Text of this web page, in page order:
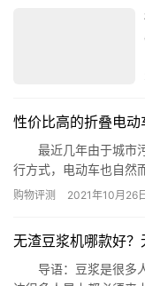
裤夏 4、自然花蕾
性价比高的折叠电
最近几年由于城市污
行方式，电动车也自然
适。那么今天小编就来
板车 4、FTN迷你
购物评测 2021年10月26日
无渣豆浆机哪款好
导语：豆浆是很多人